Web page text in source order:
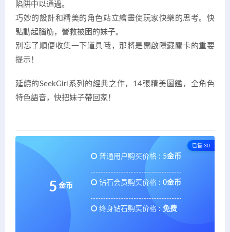
陷阱中以通過。
巧妙的設計和精美的角色站立繪畫使玩家快樂的思考。快
點動起腦筋，營救被困的妹子。
別忘了順便收集一下道具哦，那將是開啟隱藏關卡的重要
提示！
延續的SeekGirl系列的經典之作，14張精美圖鑑，全角色
特色語音，快把妹子帶回家！
已售 30
5 金币
普通用户购买价格 : 5金币
钻石会员购买价格 : 0金币
终身钻石购买价格 : 免费